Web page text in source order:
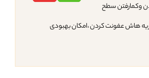
وکمارفتن سطح
۴ ،ریه هاش عفونت کردن ،امکان بهبودی